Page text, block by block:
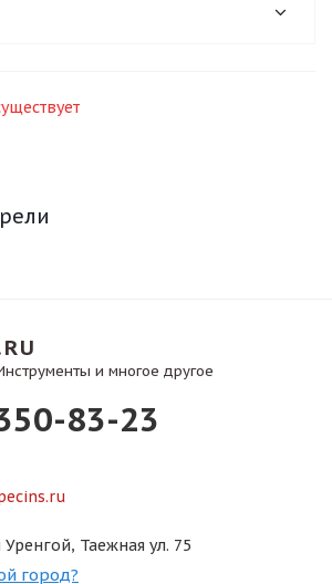
и многое другое
83-23
Таежная ул. 75
город?